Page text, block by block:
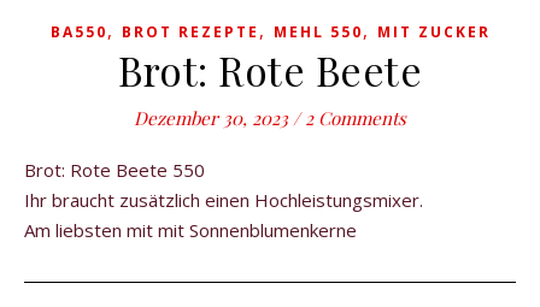
BA550, BROT REZEPTE , MEHL 550, MIT ZUCKER
Brot: Rote Beete
Dezember 30, 2023 / 2 Comments
Brot: Rote Beete 550
Ihr braucht zusätzlich einen Hochleistungsmixer.
Am liebsten mit mit Sonnenblumenkerne